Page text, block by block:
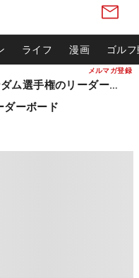
メルマガ登録
ライフ 漫画 ゴル
松山英樹ら出場 ウィンダム選手権のリーダーボード
ーボード